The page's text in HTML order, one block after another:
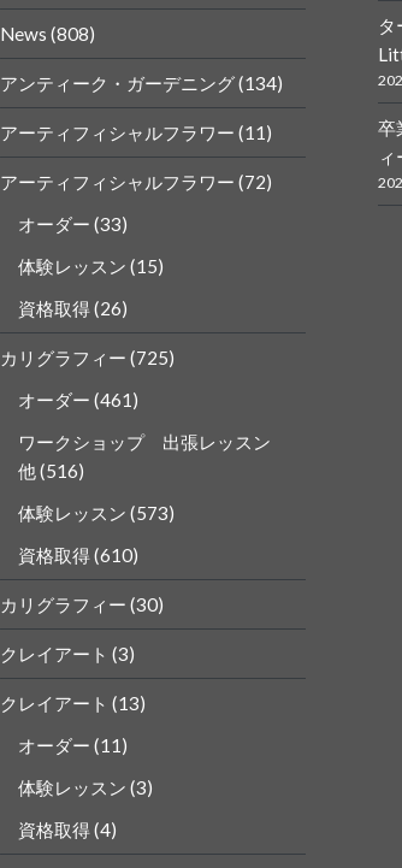
タ
卒
ィ
ー
ル
で
表
示
ー
ル
で
表
示
News (808)
アンティーク・ガーデニング(134)
アーティフィシャルフラワー (11)
アーティフィシャルフラワー (72)
オーダー (33)
体験レッスン (15)
資格取得(26)
カリグラフィー (725)
オーダー (461)
ワークショップ 出張レッスン
他(516)
体験レッスン (573)
資格取得(610)
カリグラフィー (30)
クレイアート (3)
クレイアート (13)
オーダー (11)
体験レッスン (3)
資格取得(4)